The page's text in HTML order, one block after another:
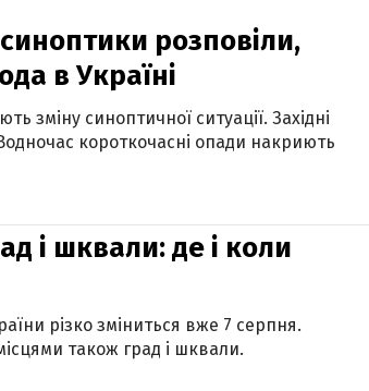
розповіли,
в Україні
зміну синоптичної ситуації. Західні
короткочасні опади накриють
і шквали: де і коли
різко зміниться вже 7 серпня.
також град і шквали.